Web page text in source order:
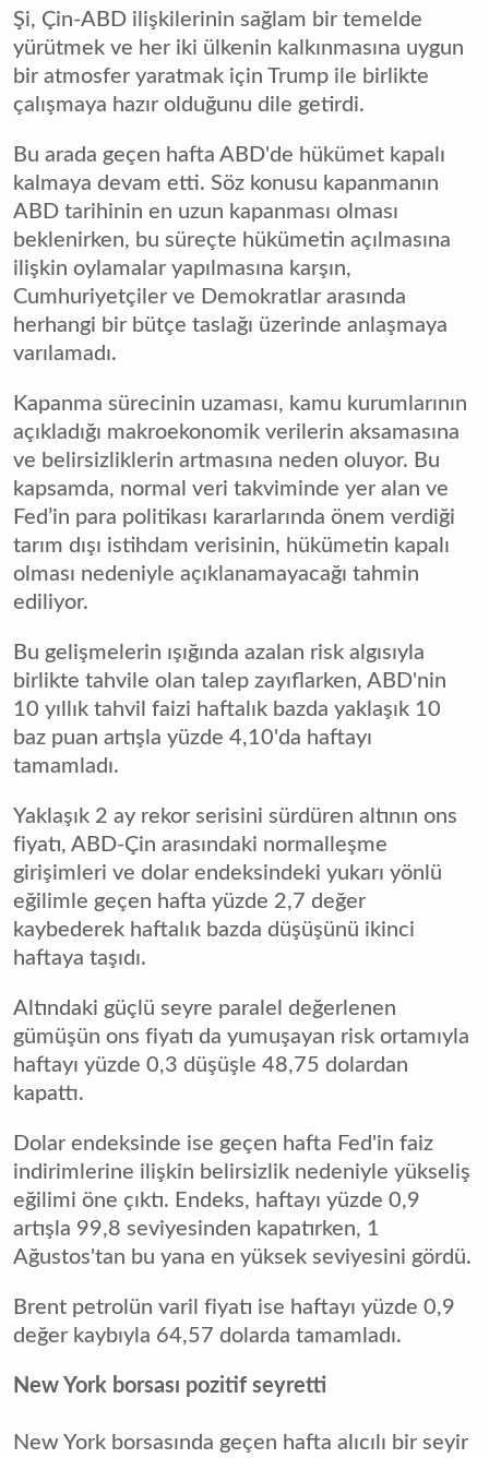
Şi, Çin-ABD ilişkilerinin sağlam bir temelde
yürütmek ve her iki ülkenin kalkınmasına uygun
bir atmosfer yaratmak için Trump ile birlikte
çalışmaya hazır olduğunu dile getirdi.
Bu arada geçen hafta ABD'de hükümet kapalı
kalmaya devam etti. Söz konusu kapanmanın
ABD tarihinin en uzun kapanması olması
beklenirken, bu süreçte hükümetin açılmasına
ilişkin oylamalar yapılmasına karşın,
Cumhuriyetçiler ve Demokratlar arasında
herhangi bir bütçe taslağı üzerinde anlaşmaya
varılamadı.
Kapanma sürecinin uzaması, kamu kurumlarının
açıkladığı makroekonomik verilerin aksamasına
ve belirsizliklerin artmasına neden oluyor. Bu
kapsamda, normal veri takviminde yer alan ve
Fed’in para politikası kararlarında önem verdiği
tarım dışı istihdam verisinin, hükümetin kapalı
olması nedeniyle açıklanamayacağı tahmin
ediliyor.
Bu gelişmelerin ışığında azalan risk algısıyla
birlikte tahvile olan talep zayıflarken, ABD'nin
10 yıllık tahvil faizi haftalık bazda yaklaşık 10
baz puan artışla yüzde 4,10'da haftayı
tamamladı.
Yaklaşık 2 ay rekor serisini sürdüren altının ons
fiyatı, ABD-Çin arasındaki normalleşme
girişimleri ve dolar endeksindeki yukarı yönlü
eğilimle geçen hafta yüzde 2,7 değer
kaybederek haftalık bazda düşüşünü ikinci
haftaya taşıdı.
Altındaki güçlü seyre paralel değerlenen
gümüşün ons fiyatı da yumuşayan risk ortamıyla
haftayı yüzde 0,3 düşüşle 48,75 dolardan
kapattı.
Dolar endeksinde ise geçen hafta Fed'in faiz
indirimlerine ilişkin belirsizlik nedeniyle yükseliş
eğilimi öne çıktı. Endeks, haftayı yüzde 0,9
artışla 99,8 seviyesinden kapatırken, 1
Ağustos'tan bu yana en yüksek seviyesini gördü.
Brent petrolün varil fiyatı ise haftayı yüzde 0,9
değer kaybıyla 64,57 dolarda tamamladı.
New York borsası pozitif seyretti
New York borsasında geçen hafta alıcılı bir seyir